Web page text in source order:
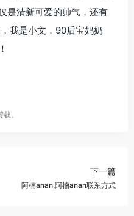
是清新可爱的帅气，还有
我是小文，90后宝妈奶
。
下一篇
阿楠anan,阿楠anan联系方式